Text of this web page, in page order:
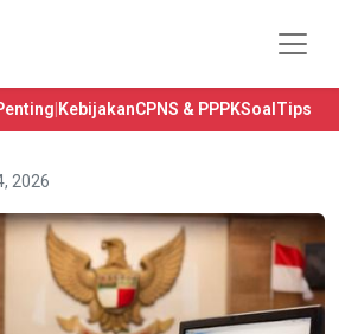
KebijakanCPNS & PPPKSoal Tips
2026